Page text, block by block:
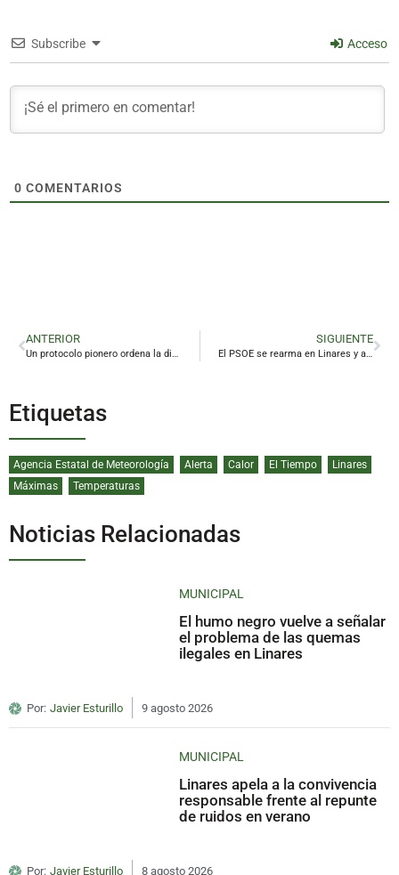
Subscribe Acceso
0 COMENTARIOS
ANTERIOR
Un protocolo pionero ordena la digitalización del patrimonio religioso en Jaén
SIGUIENTE
El PSOE se rearma en Linares y abre la escucha social para su proyecto ciudad
Etiquetas
Agencia Estatal de Meteorología Alerta Calor El Tiempo
Linares
Máximas
Temperaturas
Noticias Relacionadas
MUNICIPAL
El humo negro vuelve a señalar
el problema de las quemas
ilegales en Linares
Por: Javier Esturillo 9 agosto 2026
MUNICIPAL
Linares apela a la convivencia
responsable frente al repunte
de ruidos en verano
Por: Javier Esturillo 8 agosto 2026